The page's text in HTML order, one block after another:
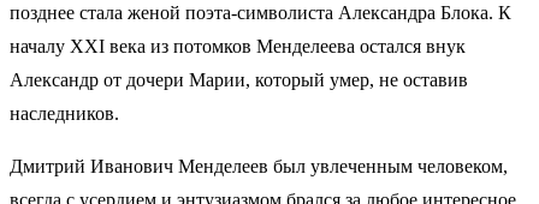
позднее стала женой поэта-символиста Александра Блока. К
началу XXI века из потомков Менделеева остался внук
Александр от дочери Марии, который умер, не оставив
наследников.
Дмитрий Иванович Менделеев был увлеченным человеком,
всегда с усердием и энтузиазмом брался за любое интересное